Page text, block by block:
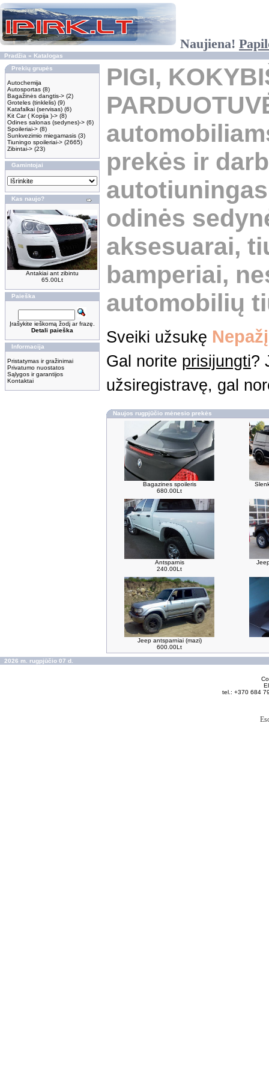
Naujiena!
Pradžia » Katalogas
Prekių grupės
Autochemija
Autosportas (8)
Bagažinės dangtis-> (2)
Groteles (tinklelis) (9)
Katafalkai (servisas) (6)
Kit Car ( Kopija )-> (8)
Odines salonas (sedynes)-> (6)
Spoileriai-> (8)
Sunkvezimio miegamasis (3)
Tiuningo spoileriai-> (2665)
Zibintai-> (23)
Gamintojai
Kas naujo?
Antakiai ant zibintu
65.00Lt
Paieška
Įrašykite ieškomą žodį ar frazę.
Detali paieška
Informacija
Pristatymas ir gražinimai
Privatumo nuostatos
Sąlygos ir garantijos
Kontaktai
PIGI,
prekės ir
odinės
aksesuarai,
bamperiai,
automobilių
Sveiki užsukę
Gal norite prisijungti?
užsiregistravę, gal
Naujos rugpjūčio mėnesio prekės
Bagazines spoileris
680.00Lt
Antsparnis
240.00Lt
Jeep antsparniai (mazi)
600.00Lt
2026 m. rugpjūčio 07 d.
tel.: +370 684